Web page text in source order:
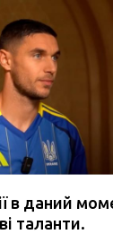
в даний
таланти.